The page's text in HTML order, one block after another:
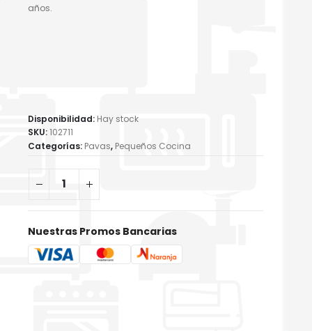
años.
Disponibilidad: Hay stock
SKU:102711
Categorías: Pavas, Pequeños Cocina
Nuestras Promos Bancarias